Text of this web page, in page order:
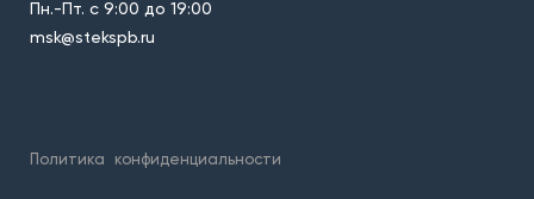
Пн.-Пт. с 9:00 до 19:00
msk@stekspb.ru
Политика конфиденциальности